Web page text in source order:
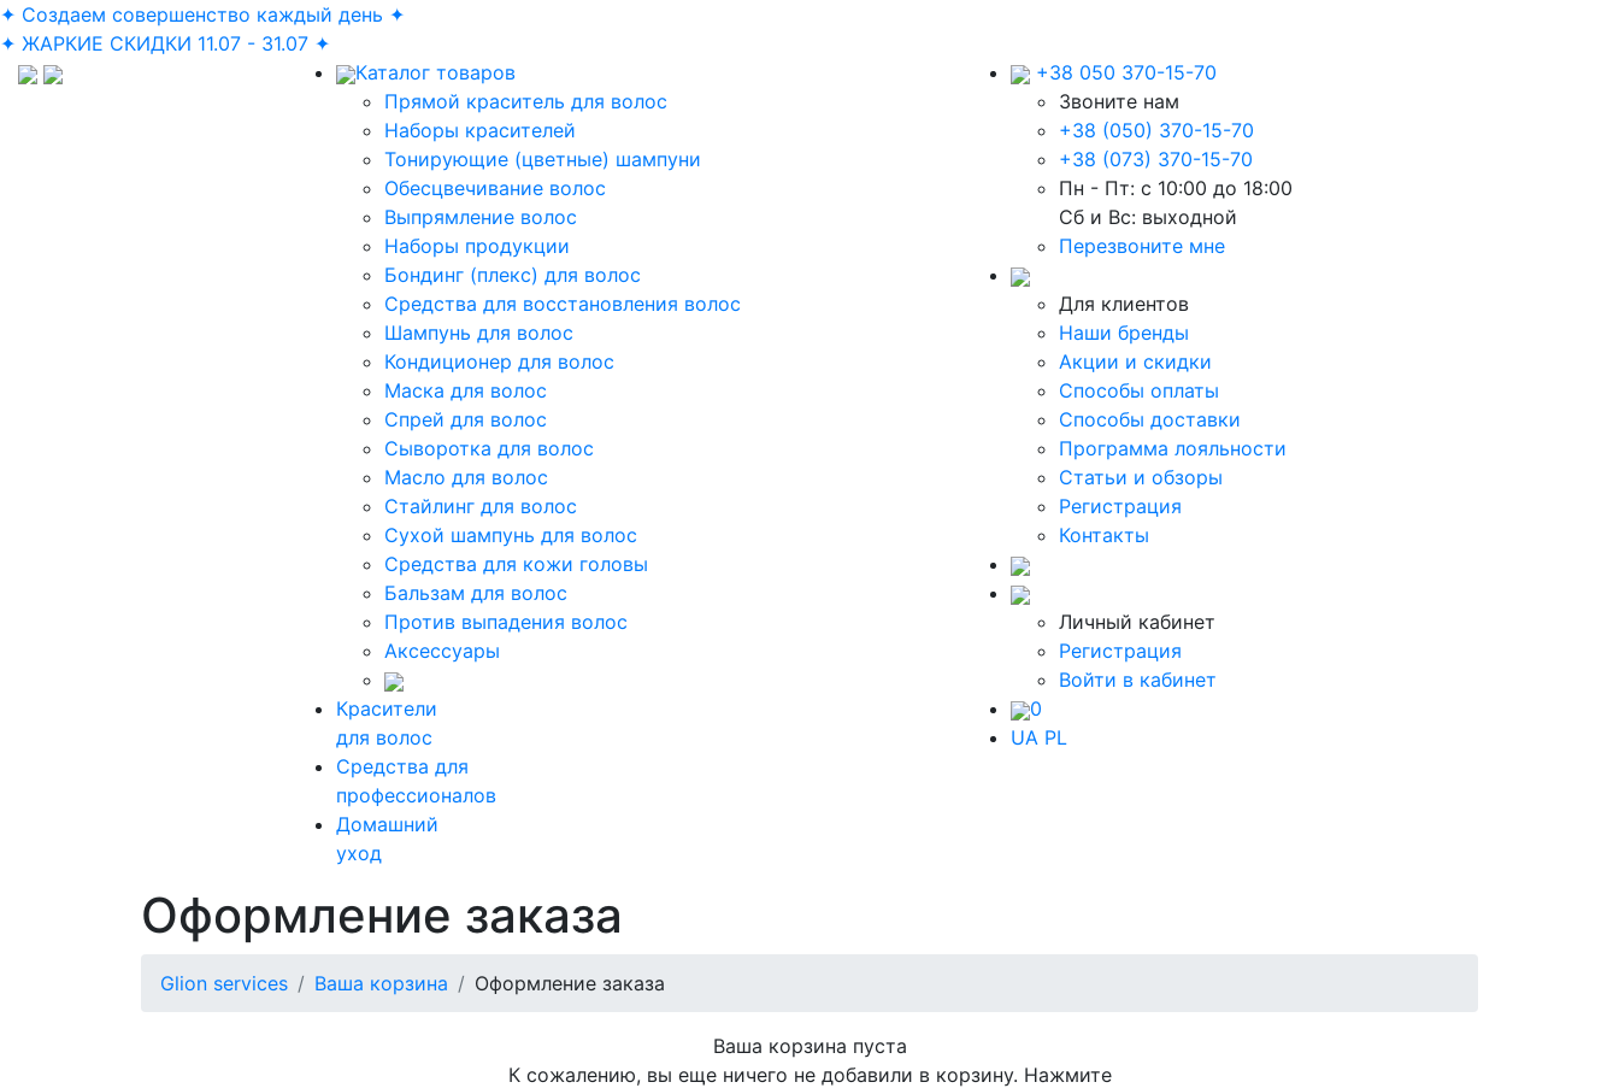
✦ Создаем совершенство каждый день ✦
✦ ЖАРКИЕ СКИДКИ 11.07 - 31.07 ✦
Каталог товаров
Прямой краситель для волос
Наборы красителей
Тонирующие (цветные) шампуни
Обесцвечивание волос
Выпрямление волос
Наборы продукции
Бондинг (плекс) для волос
Средства для восстановления волос
Шампунь для волос
Кондиционер для волос
Маска для волос
Спрей для волос
Сыворотка для волос
Масло для волос
Стайлинг для волос
Сухой шампунь для волос
Средства для кожи головы
Бальзам для волос
Против выпадения волос
Аксессуары
Красители
для волос
Средства для
профессионалов
Домашний
уход
+38 050 370-15-70
Звоните нам
+38 (050) 370-15-70
+38 (073) 370-15-70
Пн - Пт: с 10:00 до 18:00
Сб и Вс: выходной
Перезвоните мне
Для клиентов
Наши бренды
Акции и скидки
Способы оплаты
Способы доставки
Программа лояльности
Статьи и обзоры
Регистрация
Контакты
Личный кабинет
Регистрация
Войти в кабинет
0
UA PL
Оформление заказа
Glion services Ваша корзина Оформление заказа
Ваша корзина пуста
К сожалению, вы еще ничего не добавили в корзину. Нажмите